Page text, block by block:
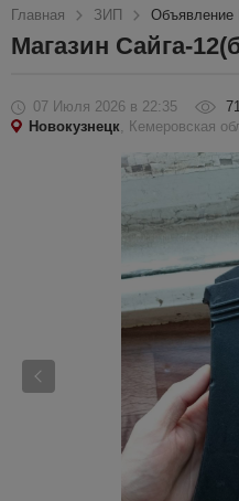
Главная ЗИП
Магазин Сайга-
07 Июля 2026 в 22:35
Новокузнецк, Кемеровская